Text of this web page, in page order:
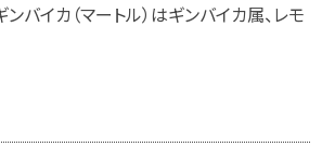
バイカ（マートル）はギンバイカ属、レモ